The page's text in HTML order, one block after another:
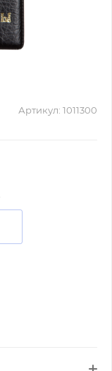
Артикул: 1011300